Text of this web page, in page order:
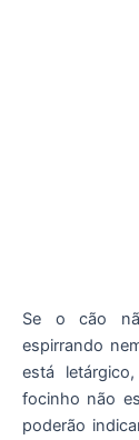
Se o cão
espirrando
está
focinho não
poderão